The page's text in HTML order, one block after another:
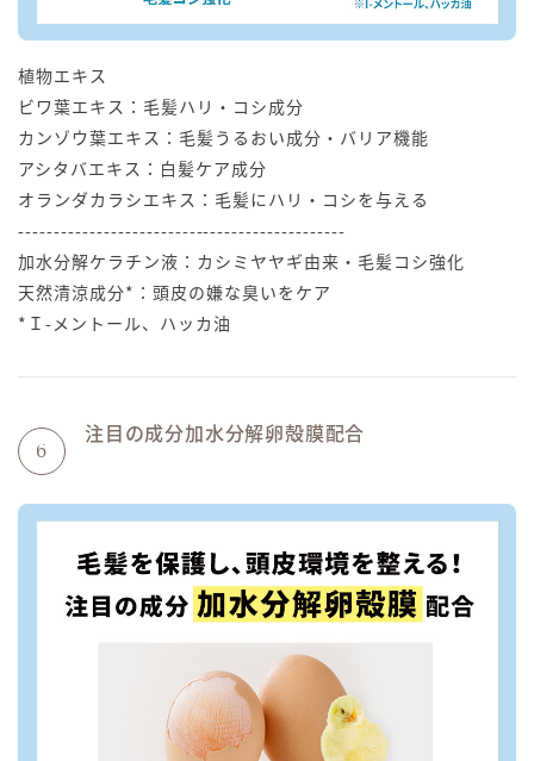
植物エキス
ビワ葉エキス：毛髪ハリ・コシ成分
カンゾウ葉エキス：毛髪うるおい成分・バリア機能
アシタバエキス：白髪ケア成分
オランダカラシエキス：毛髪にハリ・コシを与える
----------------------------------------------
加水分解ケラチン液：カシミヤヤギ由来・毛髪コシ強化
天然清涼成分*：頭皮の嫌な臭いをケア
*Ｉ-メントール、ハッカ油
6
注目の成分加水分解卵殻膜配合